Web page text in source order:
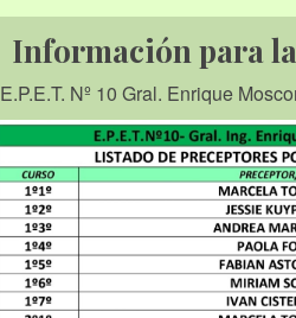
Información para
E.P.E.T. Nº 10 Gral. Enrique